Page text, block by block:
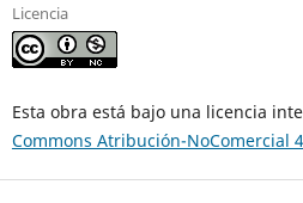
Licencia
Esta obra está bajo una licencia
Commons Atribución-NoComercial